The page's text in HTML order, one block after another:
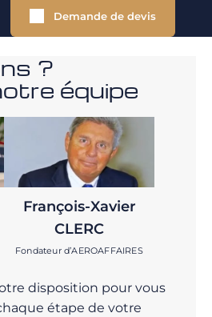
Demande de devis
?
équipe
François-Xavier
CLERC
Fondateur d’AEROAFFAIRES
disposition pour vous
étape de votre